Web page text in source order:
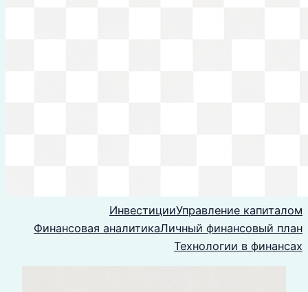
ИнвестицииУправление капиталом
Финансовая аналитикаЛичный финансовый план
Технологии в финансах